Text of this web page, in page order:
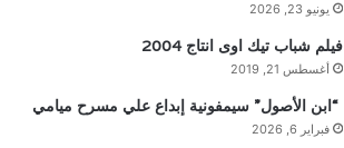
يونيو 23, 2026
فيلم شباب تيك اوى انتاج 2004
أغسطس 21, 2019
“ابن الأصول” سيمفونية إبداع علي مسرح ميامي
فبراير 6, 2026